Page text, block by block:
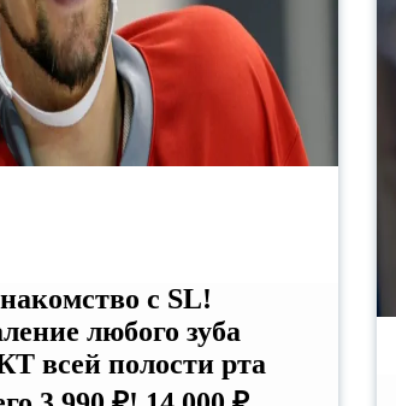
с SL!
любого зуба
всей полости рта